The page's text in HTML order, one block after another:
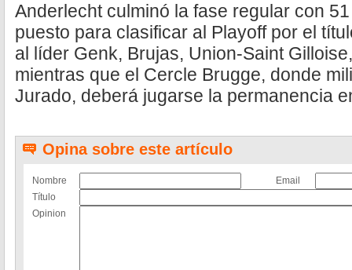
Anderlecht culminó la fase regular con
puesto para clasificar al Playoff por el
al líder Genk, Brujas, Union-Saint
mientras que el Cercle Brugge, donde
Jurado, deberá jugarse la permanencia
Opina sobre este artículo
Nombre
Email
Título
Opinion